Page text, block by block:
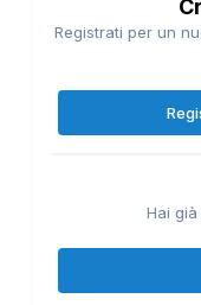
Registrati per un
Hai